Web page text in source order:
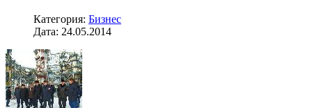
Категория: Бизнес
Дата: 24.05.2014